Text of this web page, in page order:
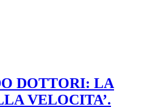
DOTTORI: LA
VELOCITA’.